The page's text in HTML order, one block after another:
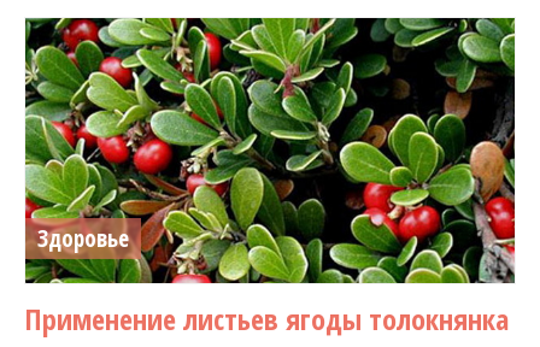
Здоровье
​Применение листьев ягоды толокнянка